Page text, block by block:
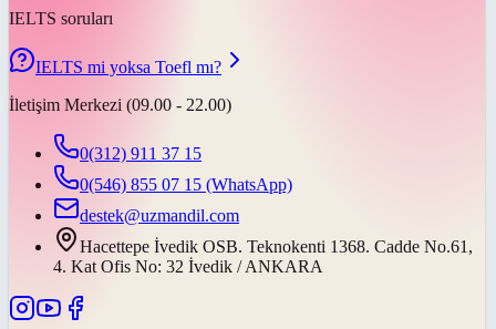
IELTS soruları
IELTS mi yoksa Toefl mı?
İletişim Merkezi (09.00 - 22.00)
0(312) 911 37 15
0(546) 855 07 15 (WhatsApp)
destek@uzmandil.com
Hacettepe İvedik OSB. Teknokenti 1368. Cadde No.61,
4. Kat Ofis No: 32 İvedik / ANKARA